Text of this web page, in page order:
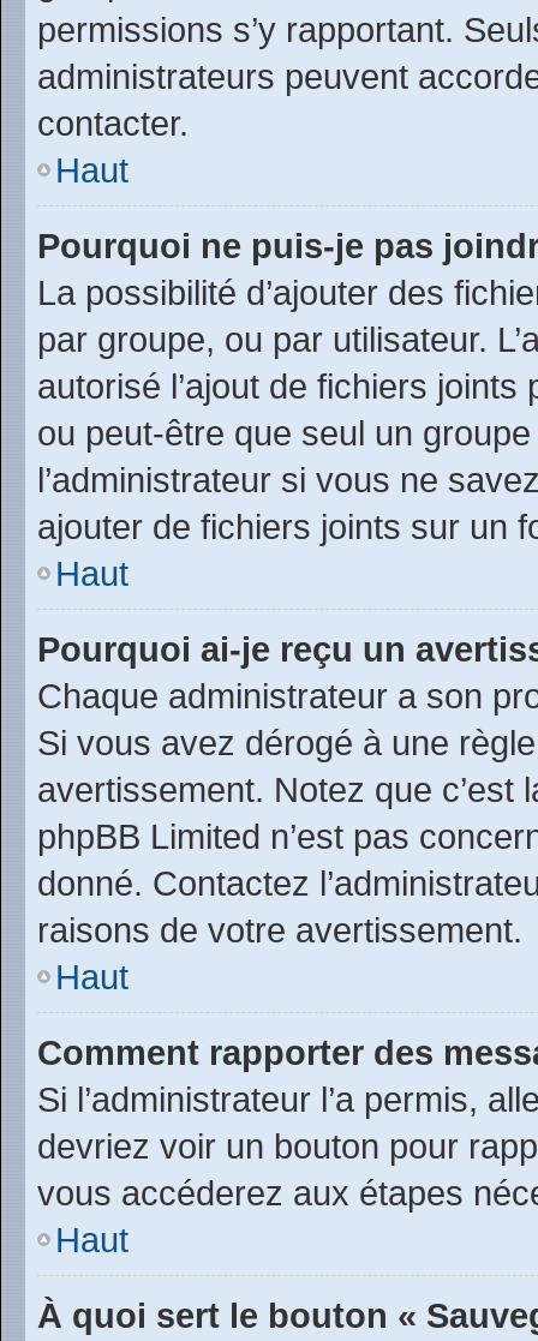
permissions s’y rapportant.
administrateurs peuvent
contacter.
Haut
Pourquoi ne puis-je pas
La possibilité d’ajouter des
par groupe, ou par utilisateur.
autorisé l’ajout de fichiers
ou peut-être que seul un
l’administrateur si vous ne
ajouter de fichiers joints sur un
Haut
Pourquoi ai-je reçu un
Chaque administrateur a son
Si vous avez dérogé à une
avertissement. Notez que c’est
phpBB Limited n’est pas
donné. Contactez
raisons de votre avertissement.
Haut
Comment rapporter des
Si l’administrateur l’a permis,
devriez voir un bouton pour
vous accéderez aux étapes
Haut
À quoi sert le bouton «